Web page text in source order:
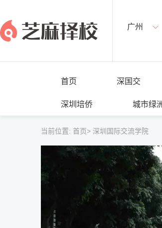
广州
首页 深国交
深圳培侨 城市绿
当前位置: 首页> 深圳国际交流学院